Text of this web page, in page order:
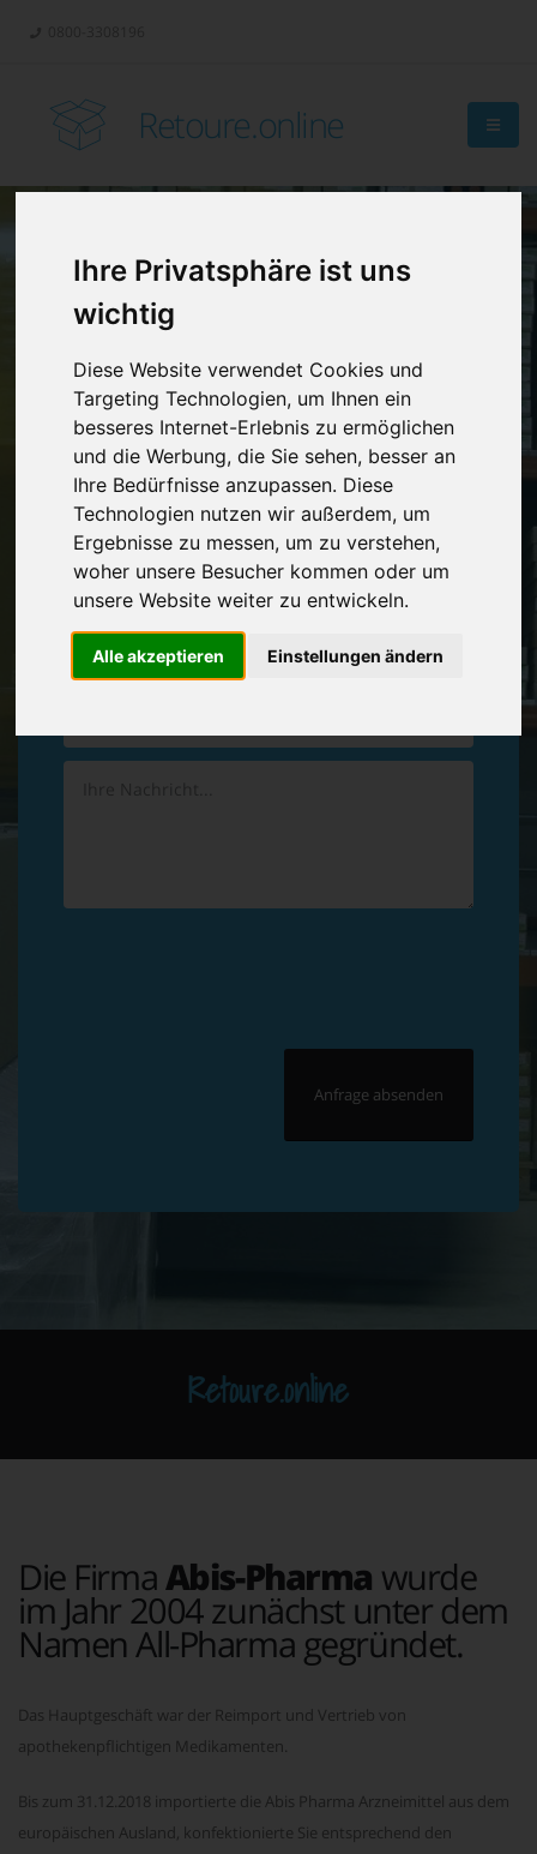
Ihre Privatsphäre ist uns
wichtig
Diese Website verwendet Cookies und
Targeting Technologien, um Ihnen ein
besseres Internet-Erlebnis zu ermöglichen
und die Werbung, die Sie sehen, besser an
Ihre Bedürfnisse anzupassen. Diese
Technologien nutzen wir außerdem, um
Ergebnisse zu messen, um zu verstehen,
woher unsere Besucher kommen oder um
unsere Website weiter zu entwickeln.
Alle akzeptieren Einstellungen ändern
Retoure.online
Retouren-
Management?
Vereinbaren Sie einenRückruf
Hinterlassen Sie uns gern eine persönliche Nachricht.
Retoure.online
Die Firma Abis-Pharma wurde
im Jahr 2004 zunächst unter dem
Namen All-Pharma gegründet.
Das Hauptgeschäft war der Reimport und Vertrieb von
apothekenpflichtigen Medikamenten.
Bis zum 31.12.2018 importierte die Abis Pharma Arzneimittel aus dem
europäischen Ausland, konfektionierte Sie entsprechend den